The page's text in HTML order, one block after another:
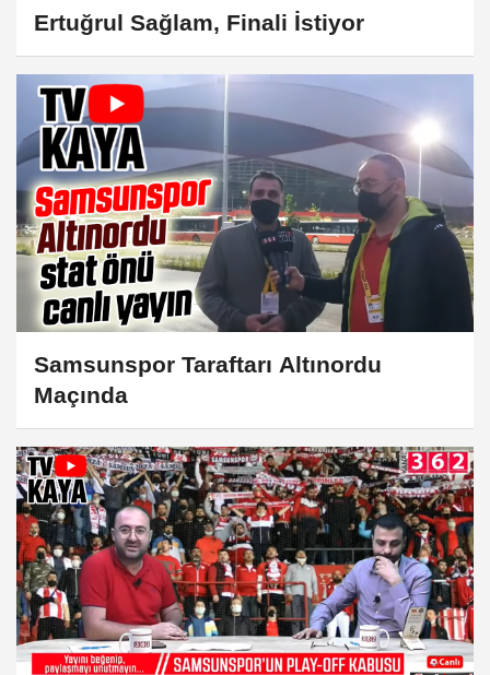
Ertuğrul Sağlam, Finali İstiyor
Samsunspor Taraftarı Altınordu
Maçında